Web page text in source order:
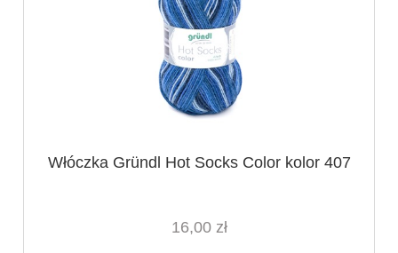
Włóczka Gründl Hot Socks Color kolor 407
16,00 zł